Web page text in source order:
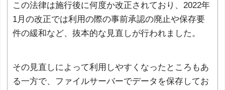
この法律は施行後に何度か改正されており、2022年
1月の改正では利用の際の事前承認の廃止や保存要
件の緩和など、抜本的な見直しが行われました。
その見直しによって利用しやすくなったところもあ
る一方で、ファイルサーバーでデータを保存してお